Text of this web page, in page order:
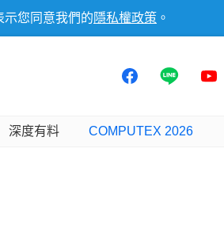
您同意我們的 隱私權政策 。
深度有料 COMPUTEX 2026